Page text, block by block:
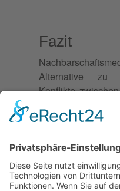
Fazit
Alternative zu
Konflikte
kosteneffizient
Qualifikation des
wachsender
Bedeutung von